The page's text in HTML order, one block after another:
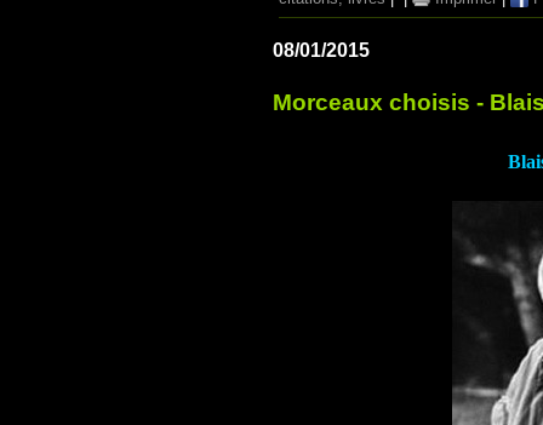
08/01/2015
Morceaux choisis -